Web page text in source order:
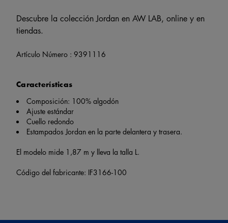
Descubre la colección Jordan en AW LAB, online y en
tiendas.
Artículo Número : 9391116
Características
Composición: 100% algodón
Ajuste estándar
Cuello redondo
Estampados Jordan en la parte delantera y trasera.
El modelo mide 1,87 m y lleva la talla L.
Código del fabricante: IF3166-100